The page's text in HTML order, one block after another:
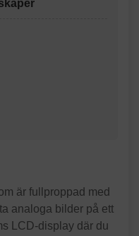
är fullproppad med
analoga bilder på ett
LCD-display där du